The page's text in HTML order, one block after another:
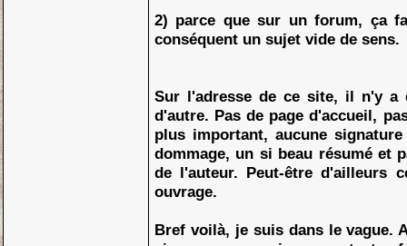
2) parce que sur un forum, ça
conséquent un sujet vide de sens.
Sur l'adresse de ce site, il n'y a
d'autre. Pas de page d'accueil,
plus important, aucune
dommage, un si beau résumé et
de l'auteur. Peut-être d'ailleurs
ouvrage.
Bref voilà, je suis dans le vague.